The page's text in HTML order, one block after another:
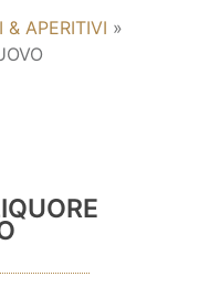
& APERITIVI »